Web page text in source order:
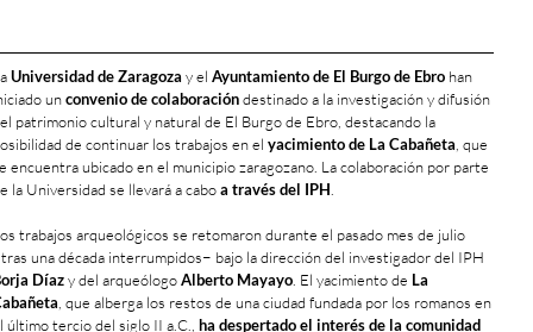
Universidad de Zaragoza y el Ayuntamiento de El Burgo de Ebro han
unconvenio de colaboracióndestinado a la investigación y difusión
patrimonio cultural y natural de El Burgo de Ebro, destacando la
de continuar los trabajos en el yacimiento de La Cabañeta , que
encuentra ubicado en el municipio zaragozano. La colaboración por parte
la Universidad se llevará a caboa través del IPH
trabajos arqueológicos se retomaron durante el pasado mes de julio
una década interrumpidos− bajo la dirección del investigador del IPH
Díazy del arqueólogoAlberto Mayayo . El yacimiento de La
, que alberga los restos de una ciudad fundada por los romanos en
último tercio del siglo II a.C., ha despertado el interés de la comunidad